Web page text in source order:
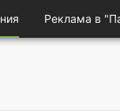
Реклама в